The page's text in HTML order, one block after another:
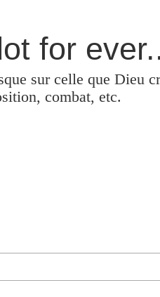
for
sur celle que Dieu
combat, etc.